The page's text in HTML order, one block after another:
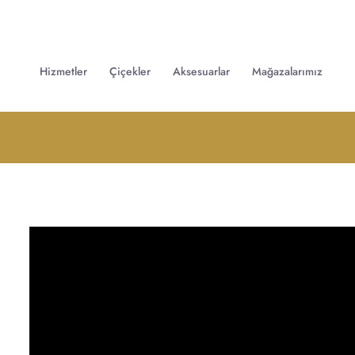
Hizmetler Çiçekler Aksesuarlar Mağazalarımız